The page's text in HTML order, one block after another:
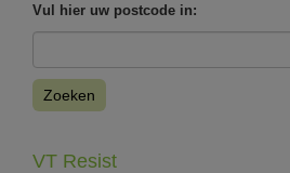
Vul hier uw postcode in:
Zoeken
VT Resist